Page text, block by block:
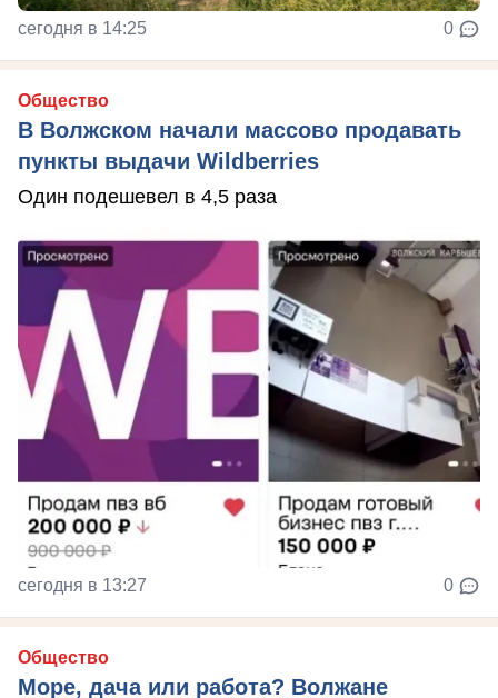
сегодня в 14:25 0
Общество
В Волжском начали массово продавать
пункты выдачи Wildberries
Один подешевел в 4,5 раза
сегодня в 13:27 0
Общество
Море, дача или работа? Волжане